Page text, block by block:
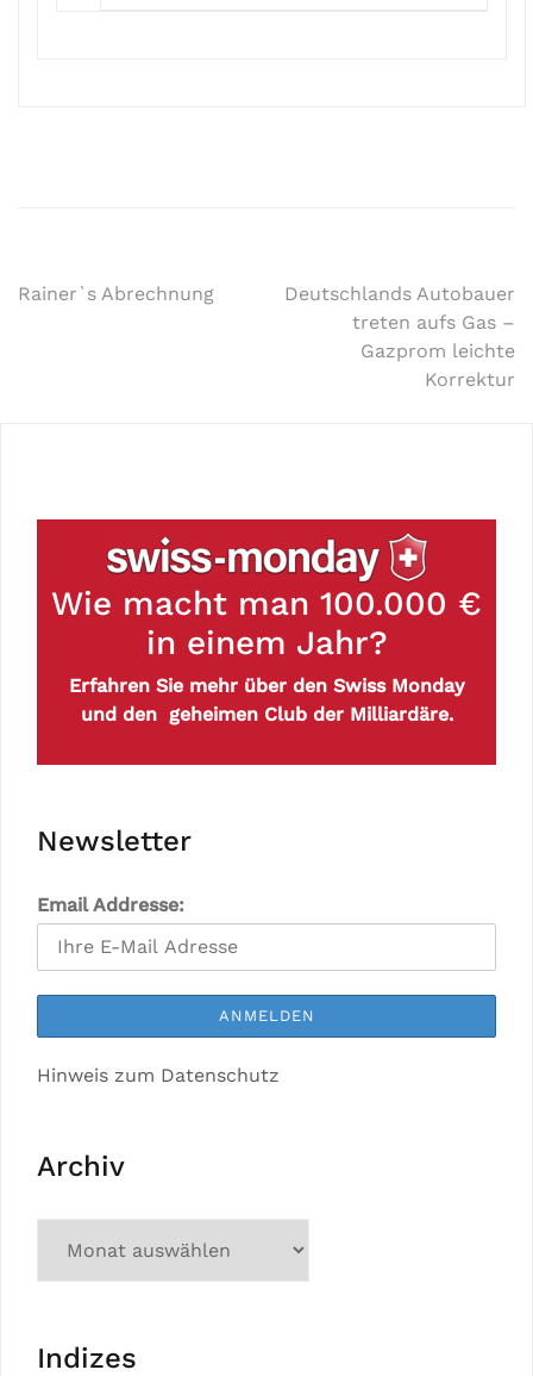
Rainer`s Abrechnung
Deutschlands Autobauer
treten aufs Gas –
Gazprom leichte
Korrektur
Wie macht man 100.000 €
in einem Jahr?
Erfahren Sie mehr über den Swiss Monday
und den geheimen Club der Milliardäre.
Newsletter
Email Addresse:
Hinweis zum Datenschutz
Archiv
Indizes